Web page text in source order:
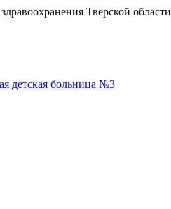
Тверской области